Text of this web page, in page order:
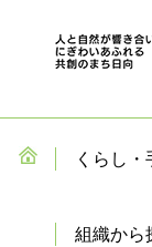
くらし・
組織から